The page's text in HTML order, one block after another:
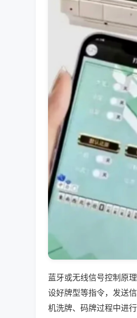
蓝牙或无线信号控制原
设好牌型等指令，发送
机洗牌、码牌过程中进